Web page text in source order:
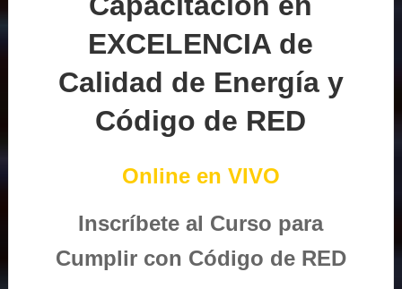
EXCELENCIA de
Calidad de Energía y
Código de RED
Online en VIVO
Inscríbete al Curso para
Cumplir con Código de RED